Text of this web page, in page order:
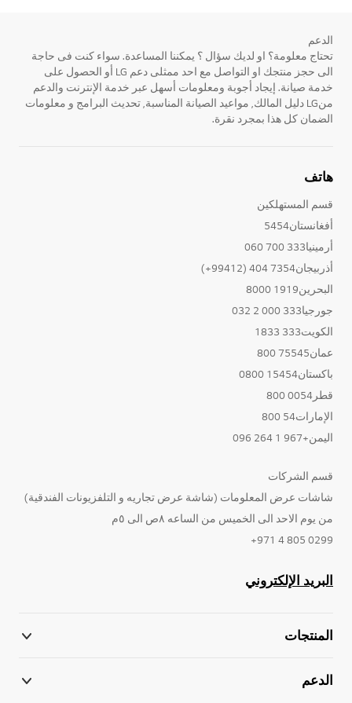
الدعم
تحتاج معلومة؟ او لديك سؤال ؟ يمكننا المساعدة. سواء كنت فى حاجة
الى حجز منتجك او التواصل مع احد ممثلى دعم LG أو الحصول على
خدمة صيانة. إيجاد أجوبة ومعلومات أسهل عبر خدمة الإنترنت والدعم
منLG دليل المالك, مواعيد الصيانة المناسبة, تحديث البرامج و معلومات
الضمان كل هذا بمجرد نقرة.
هاتف
قسم المستهلكين
أفغانستان5454
أرمينيا333 700 060
أذربيجان7354 404 (99412+)
البحرين1919 8000
جورجيا333 000 2 032
الكويت333 1833
عمان75545 800
باكستان15454 0800
قطر0054 800
الإمارات54 800
اليمن+967 1 264 096
قسم الشركات
شاشات عرض المعلومات (شاشة عرض تجاريه و التلفزيونات الفندقية)
من يوم الاحد الى الخميس من الساعه ٨ص الى ٥م
0299 805 4 971+
البريد الإلكتروني
المنتجات
الدعم